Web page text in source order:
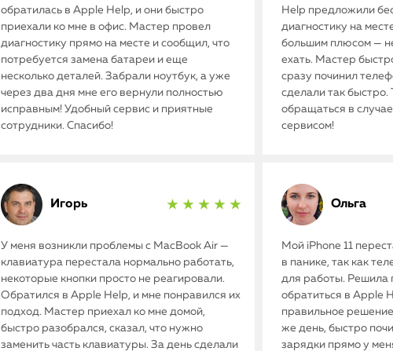
обратилась в Apple Help, и они быстро
приехали ко мне в офис. Мастер провел
диагностику прямо на месте и сообщил, что
потребуется замена батареи и еще
несколько деталей. Забрали ноутбук, а уже
через два дня мне его вернули полностью
исправным! Удобный сервис и приятные
сотрудники. Спасибо!
Help предложили
диагностику на
большим плюсом —
ехать. Мастер
сразу починил
сделали так быстро.
обращаться в
сервисом!
Игорь ★ ★ ★ ★ ★
У меня возникли проблемы с MacBook Air —
клавиатура перестала нормально работать,
некоторые кнопки просто не реагировали.
Обратился в Apple Help, и мне понравился их
подход. Мастер приехал ко мне домой,
быстро разобрался, сказал, что нужно
заменить часть клавиатуры. За день сделали
Ольга
Мой iPhone 11
в панике, так как
для работы. Решила
обратиться в Apple
правильное
же день, быстро
зарядки прямо у